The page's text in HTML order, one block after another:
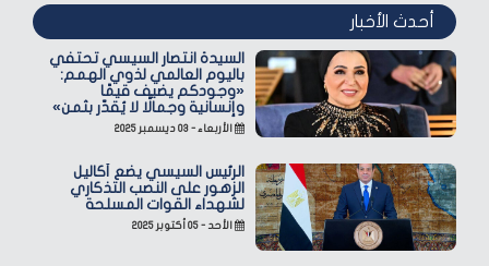
أحدث الأخبار
السيدة انتصار السيسي تحتفي
باليوم العالمي لذوي الهمم:
«وجودكم يضيف قيمًا
وإنسانية وجمالًا لا يُقدّر بثمن»
الأربعاء - ٠٣ ديسمبر ٢٠٢٥
الرئيس السيسي يضع أكاليل
الزهور على النصب التذكاري
لشهداء القوات المسلحة
الأحد - ٠٥ أكتوبر ٢٠٢٥